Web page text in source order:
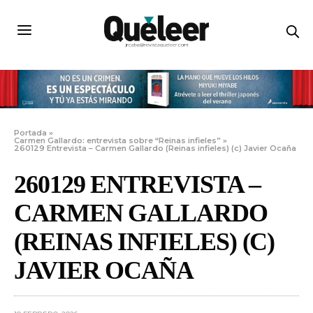
Portada »
Carmen Gallardo: entrevista sobre “Reinas infieles” »
260129 Entrevista – Carmen Gallardo (Reinas infieles) (c) Javier Ocaña
260129 ENTREVISTA –
CARMEN GALLARDO
(REINAS INFIELES) (C)
JAVIER OCAÑA